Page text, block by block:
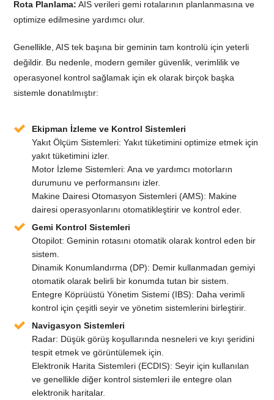
Rota Planlama: AIS verileri gemi rotalarının planlanmasına ve
optimize edilmesine yardımcı olur.
Genellikle, AIS tek başına bir geminin tam kontrolü için yeterli
değildir. Bu nedenle, modern gemiler güvenlik, verimlilik ve
operasyonel kontrol sağlamak için ek olarak birçok başka
sistemle donatılmıştır:
Ekipman İzleme ve Kontrol Sistemleri
Yakıt Ölçüm Sistemleri: Yakıt tüketimini optimize etmek için
yakıt tüketimini izler.
Motor İzleme Sistemleri: Ana ve yardımcı motorların
durumunu ve performansını izler.
Makine Dairesi Otomasyon Sistemleri (AMS): Makine
dairesi operasyonlarını otomatikleştirir ve kontrol eder.
Gemi Kontrol Sistemleri
Otopilot: Geminin rotasını otomatik olarak kontrol eden bir
sistem.
Dinamik Konumlandırma (DP): Demir kullanmadan gemiyi
otomatik olarak belirli bir konumda tutan bir sistem.
Entegre Köprüüstü Yönetim Sistemi (IBS): Daha verimli
kontrol için çeşitli seyir ve yönetim sistemlerini birleştirir.
Navigasyon Sistemleri
Radar: Düşük görüş koşullarında nesneleri ve kıyı şeridini
tespit etmek ve görüntülemek için.
Elektronik Harita Sistemleri (ECDIS): Seyir için kullanılan
ve genellikle diğer kontrol sistemleri ile entegre olan
elektronik haritalar.